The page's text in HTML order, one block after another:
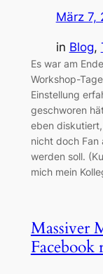
März 7,
in Blog,
Es war am
Workshop-
Einstellung
geschworen
eben
nicht doch Fan
werden soll.
mich mein
Massiver
Facebook